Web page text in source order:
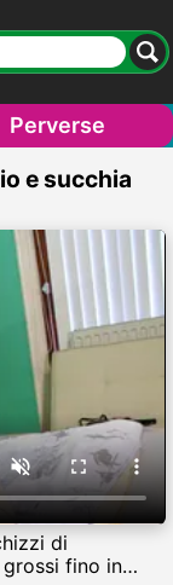
Perverse
e succhia
di
fino in